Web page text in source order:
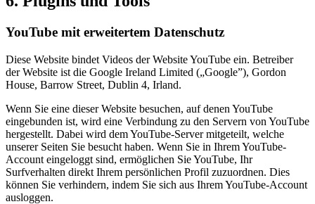
YouTube mit erweitertem Datenschutz
Diese Website bindet Videos der Website YouTube ein. Betreiber
der Website ist die Google Ireland Limited („Google”), Gordon
House, Barrow Street, Dublin 4, Irland.
Wenn Sie eine dieser Website besuchen, auf denen YouTube
eingebunden ist, wird eine Verbindung zu den Servern von YouTube
hergestellt. Dabei wird dem YouTube-Server mitgeteilt, welche
unserer Seiten Sie besucht haben. Wenn Sie in Ihrem YouTube-
Account eingeloggt sind, ermöglichen Sie YouTube, Ihr
Surfverhalten direkt Ihrem persönlichen Profil zuzuordnen. Dies
können Sie verhindern, indem Sie sich aus Ihrem YouTube-Account
ausloggen.